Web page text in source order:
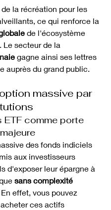
la récréation pour les
ce qui renforce la
de l'écosystème
Le secteur de la
gagne ainsi ses lettres
auprès du grand public.
massive par
ETF comme porte
des fonds indiciels
aux investisseurs
d'exposer leur épargne à
sans complexité
En effet, vous pouvez
ces actifs